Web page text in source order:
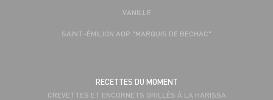
VANILLE
SAINT-ÉMILION AOP "MARQUIS DE BECHAC"
RECETTES DU MOMENT
CREVETTES ET ENCORNETS GRILLÉS À LA HARISSA